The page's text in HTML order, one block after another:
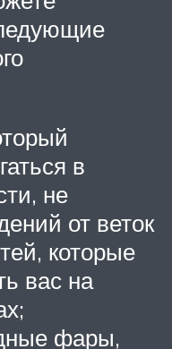
в
не
от веток
которые
вас на
фары,